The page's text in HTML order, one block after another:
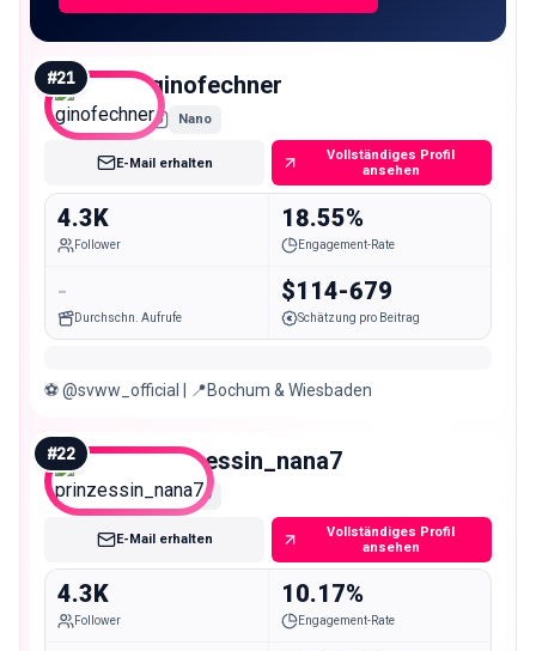
#21 ginofechner
Nano
E-Mail erhalten
Vollständiges Profil
ansehen
4.3K
Follower
18.55%
Engagement-Rate
-
Durchschn. Aufrufe
$114-679
Schätzung pro Beitrag
⚽️ @svww_official | 📍Bochum & Wiesbaden
#22 prinzessin_nana7
Nano
E-Mail erhalten
Vollständiges Profil
ansehen
4.3K
Follower
10.17%
Engagement-Rate